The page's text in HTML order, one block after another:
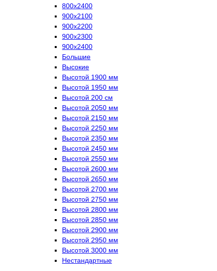
800х2400
900х2100
900х2200
900х2300
900х2400
Большие
Высокие
Высотой 1900 мм
Высотой 1950 мм
Высотой 200 см
Высотой 2050 мм
Высотой 2150 мм
Высотой 2250 мм
Высотой 2350 мм
Высотой 2450 мм
Высотой 2550 мм
Высотой 2600 мм
Высотой 2650 мм
Высотой 2700 мм
Высотой 2750 мм
Высотой 2800 мм
Высотой 2850 мм
Высотой 2900 мм
Высотой 2950 мм
Высотой 3000 мм
Нестандартные